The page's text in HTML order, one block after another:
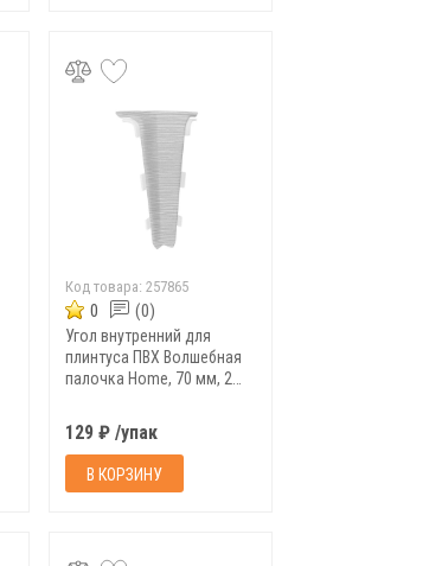
Код товара:257865
0 (0)
Угол внутренний для
плинтуса ПВХ Волшебная
палочка Home, 70 мм, 2
129 ₽ /упак
В КОРЗИНУ